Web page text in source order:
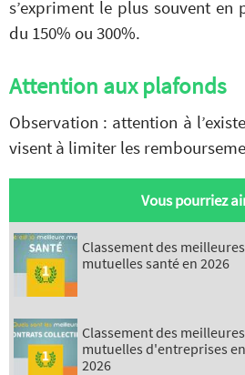
s’expriment le plus souvent en
du 150% ou 300%.
Attention aux plafonds
Observation : attention à
visent à limiter les
Vous pourriez
Classement des meilleures
mutuelles santé en 2026
Classement des meilleures
mutuelles d'entreprises en
2026